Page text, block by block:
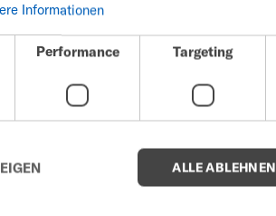
fallen ließ -
Danlos-
Informationen
Performance Targeting
ALLE ABLEHNEN